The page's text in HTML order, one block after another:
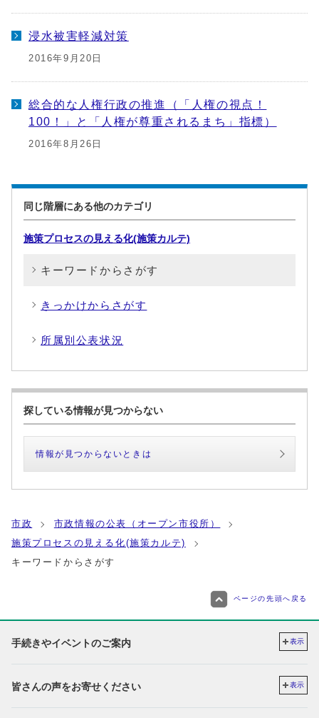
浸水被害軽減対策
2016年9月20日
総合的な人権行政の推進（「人権の視点！
100！」と「人権が尊重されるまち」指標）
2016年8月26日
同じ階層にある他のカテゴリ
施策プロセスの見える化(施策カルテ)
キーワードからさがす
きっかけからさがす
所属別公表状況
探している情報が見つからない
情報が見つからないときは
市政
市政情報の公表（オープン市役所）
施策プロセスの見える化(施策カルテ)
キーワードからさがす
ページの先頭へ戻る
手続きやイベントのご案内 表示
皆さんの声をお寄せください 表示